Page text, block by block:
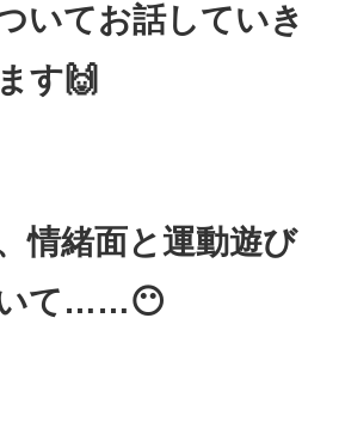
いてお話していき
す🙌
情緒面と運動遊び
いて……😶